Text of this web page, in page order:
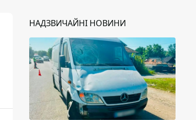
НАДЗВИЧАЙНІ НОВИНИ